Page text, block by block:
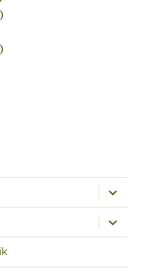
perlebar
menu
anak
perlebar
menu
anak